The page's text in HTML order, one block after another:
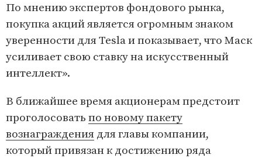
По мнению экспертов фондового рынка,
покупка акций является огромным знаком
уверенности для Tesla и показывает, что Маск
усиливает свою ставку на искусственный
интеллект».
В ближайшее время акционерам предстоит
проголосовать по новому пакету
вознаграждения для главы компании,
который привязан к достижению ряда